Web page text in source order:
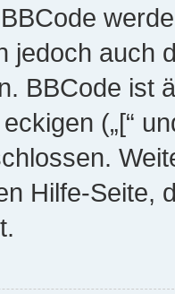
jedoch auch
BBCode ist
(„[“
Hilfe-Seite,